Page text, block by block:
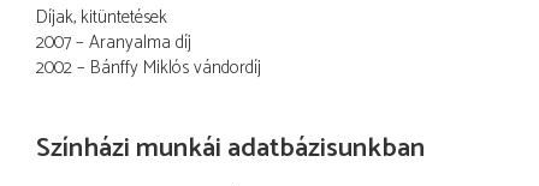
Díjak, kitüntetések
2007 – Aranyalma díj
2002 – Bánffy Miklós vándordíj
Színházi munkái adatbázisunkban